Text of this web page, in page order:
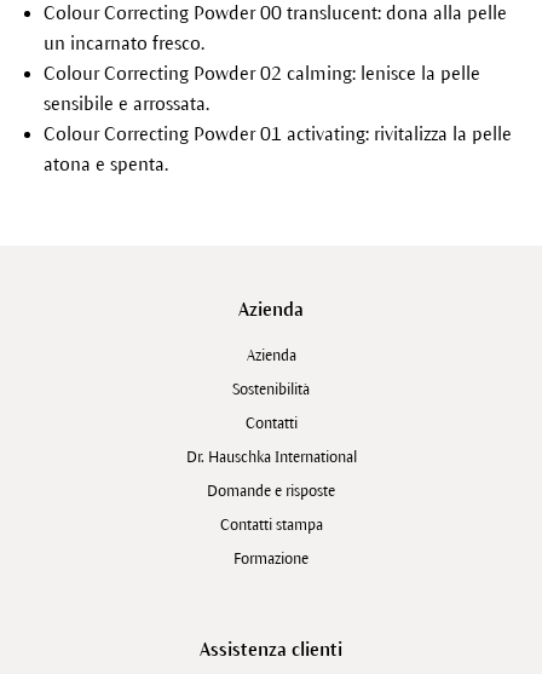
Colour Correcting Powder 00 translucent: dona alla pelle
un incarnato fresco.
Colour Correcting Powder 02 calming: lenisce la pelle
sensibile e arrossata.
Colour Correcting Powder 01 activating: rivitalizza la pelle
atona e spenta.
Azienda
Azienda
Sostenibilità
Contatti
Dr. Hauschka International
Domande e risposte
Contatti stampa
Formazione
Assistenza clienti